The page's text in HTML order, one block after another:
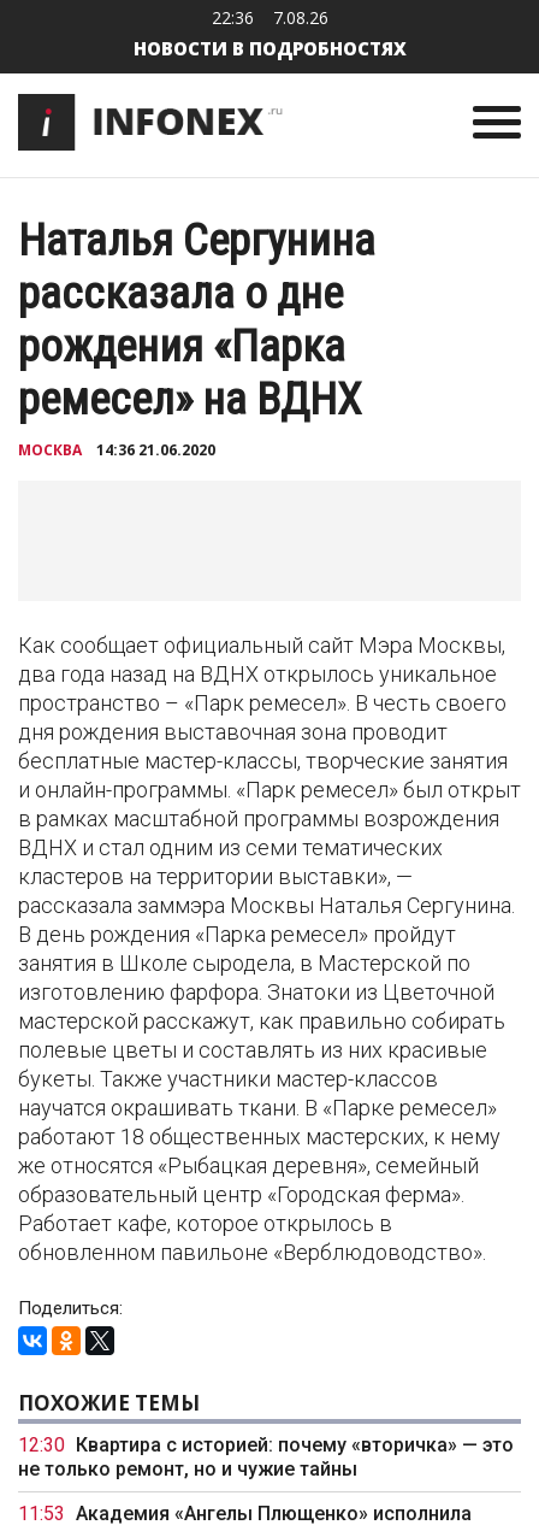
22:36 7.08.26
НОВОСТИ В ПОДРОБНОСТЯХ
Наталья Сергунина
рассказала о дне
рождения «Парка
ремесел» на ВДНХ
МОСКВА 14:36 21.06.2020
Как сообщает официальный сайт Мэра Москвы,
два года назад на ВДНХ открылось уникальное
пространство – «Парк ремесел». В честь своего
дня рождения выставочная зона проводит
бесплатные мастер-классы, творческие занятия
и онлайн-программы. «Парк ремесел» был открыт
в рамках масштабной программы возрождения
ВДНХ и стал одним из семи тематических
кластеров на территории выставки», —
рассказала заммэра Москвы Наталья Сергунина.
В день рождения «Парка ремесел» пройдут
занятия в Школе сыродела, в Мастерской по
изготовлению фарфора. Знатоки из Цветочной
мастерской расскажут, как правильно собирать
полевые цветы и составлять из них красивые
букеты. Также участники мастер-классов
научатся окрашивать ткани. В «Парке ремесел»
работают 18 общественных мастерских, к нему
же относятся «Рыбацкая деревня», семейный
образовательный центр «Городская ферма».
Работает кафе, которое открылось в
обновленном павильоне «Верблюдоводство».
Поделиться:
ПОХОЖИЕ ТЕМЫ
12:30
Квартира с историей: почему «вторичка» — это
не только ремонт, но и чужие тайны
11:53 Академия «Ангелы Плющенко» исполнила